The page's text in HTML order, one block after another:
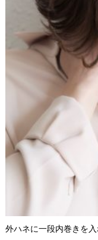
外ハネに一段内巻きを